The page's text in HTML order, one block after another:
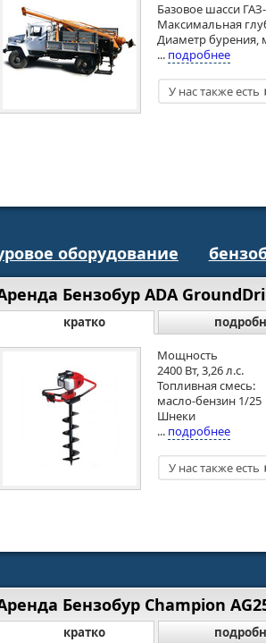
Базовое шасси
Максимальная
Диаметр бурения,
... подробнее
оборудование
Бензобур ADA
кратко
Мощность
2400 Вт, 3,26 л.с.
Топливная смесь:
масло-бензин 1/25
Шнеки
... подробнее
Бензобур Champion
кратко